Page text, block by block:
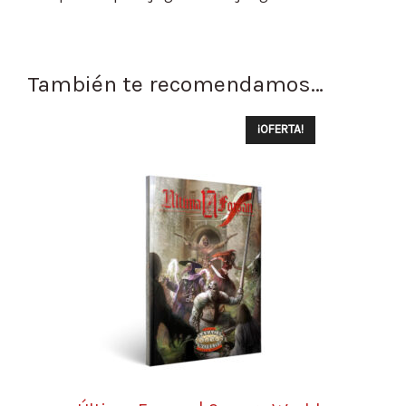
También te recomendamos…
¡OFERTA!